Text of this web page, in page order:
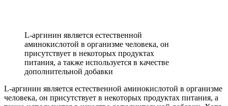
L-аргинин является естественной
аминокислотой в организме человека, он
присутствует в некоторых продуктах
питания, а также используется в качестве
дополнительной добавки
L-аргинин является естественной аминокислотой в организме
человека, он присутствует в некоторых продуктах питания, а